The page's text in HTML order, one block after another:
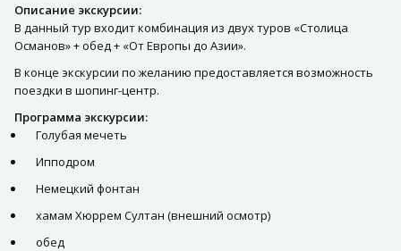
Описание экскурсии:
В данный тур входит комбинация из двух туров «Столица
Османов» + обед + «От Европы до Азии».
В конце экскурсии по желанию предоставляется возможность
поездки в шопинг-центр.
Программа экскурсии:
Голубая мечеть
Ипподром
Немецкий фонтан
хамам Хюррем Султан (внешний осмотр)
обед